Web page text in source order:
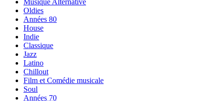
Musique Alternative
Oldies
Années 80
House
Indie
Classique
Jazz
Latino
Chillout
Film et Comédie musicale
Soul
Années 70